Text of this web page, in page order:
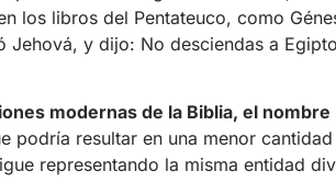
los libros del Pentateuco, como
Jehová, y dijo: No desciendas a
modernas de la Biblia, el nombre
podría resultar en una menor
representando la misma entidad